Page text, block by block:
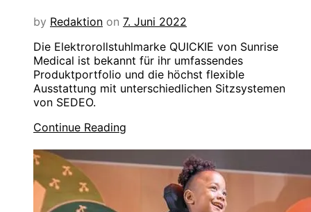
by Redaktion on 7. Juni 2022
Die Elektrorollstuhlmarke QUICKIE von Sunrise
Medical ist bekannt für ihr umfassendes
Produktportfolio und die höchst flexible
Ausstattung mit unterschiedlichen Sitzsystemen
von SEDEO.
Continue Reading